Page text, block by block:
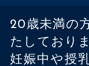
20歳未満の
たしており
妊娠中や授